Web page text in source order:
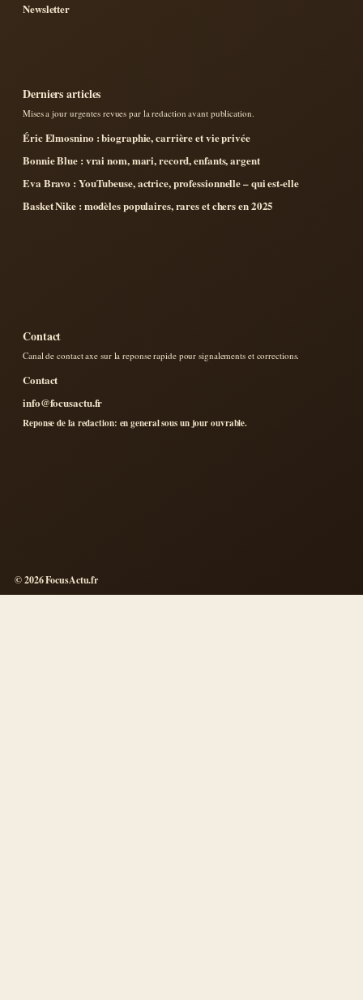
Newsletter
Derniers articles
Mises a jour urgentes revues par la redaction avant publication.
Éric Elmosnino : biographie, carrière et vie privée
Bonnie Blue : vrai nom, mari, record, enfants, argent
Eva Bravo : YouTubeuse, actrice, professionnelle – qui est-elle
Basket Nike : modèles populaires, rares et chers en 2025
Contact
Canal de contact axe sur la reponse rapide pour signalements et corrections.
Contact
info@focusactu.fr
Reponse de la redaction: en general sous un jour ouvrable.
© 2026 FocusActu.fr